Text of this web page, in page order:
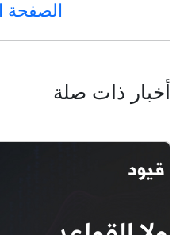
الصفحة
أخبار ذات صلة